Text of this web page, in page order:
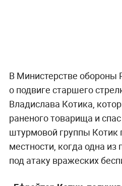
В Министерстве обороны
о подвиге старшего
Владислава Котика,
раненого товарища и
штурмовой группы Котик
местности, когда одна из
под атаку вражеских